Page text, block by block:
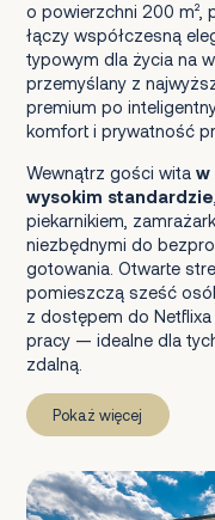
o powierzchni 200 m²,
łączy współczesną
typowym dla życia na
przemyślany z
premium po
komfort i prywatność
Wewnątrz gości wita w
wysokim standardzie
piekarnikiem,
niezbędnymi do
gotowania. Otwarte
pomieszczą sześć
z dostępem do
pracy — idealne dla
zdalną.
Pokaż więcej